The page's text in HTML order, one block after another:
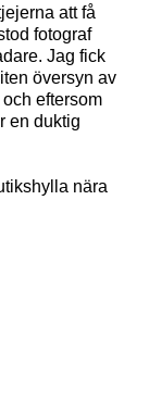
att få
fotograf
Jag fick
översyn av
eftersom
en duktig
nära